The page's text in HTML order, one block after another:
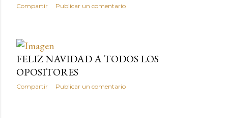
Compartir Publicar un comentario
FELIZ NAVIDAD A TODOS LOS
OPOSITORES
Compartir Publicar un comentario